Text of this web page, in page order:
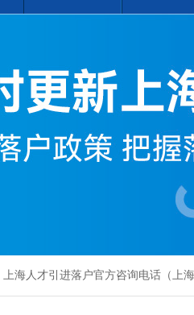
上海人才引进落户官方咨询电话（上